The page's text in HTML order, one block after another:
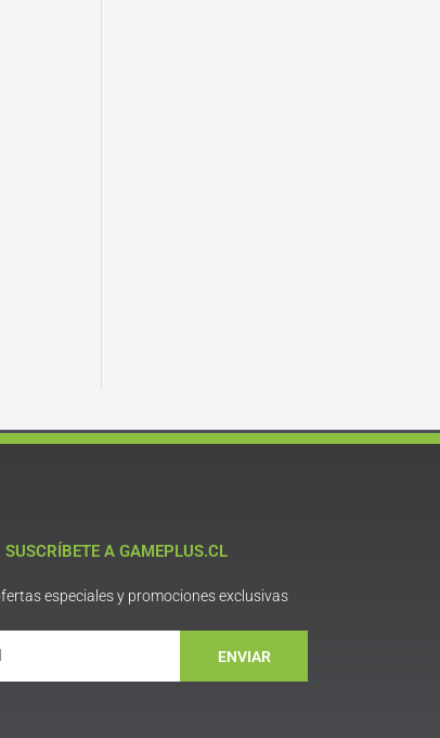
SUSCRÍBETE A GAMEPLUS.CL
especiales y promociones exclusivas
ENVIAR